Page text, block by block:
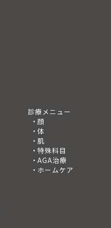
診療メニュー
顔
体
肌
特殊科目
AGA治療
ホームケア